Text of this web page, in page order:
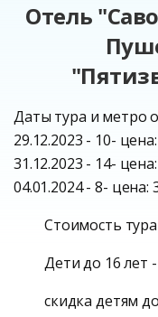
Отель
Даты тура и метро
29.12.2023 - 10-
31.12.2023 - 14-
04.01.2024 - 8- цена:
Стоимость
Дети до 16 лет -
скидка детям